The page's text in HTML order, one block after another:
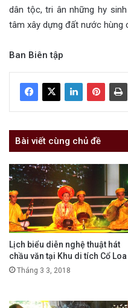
dân tộc, tri ân những hy
tâm xây dựng đất nước hùng
Ban Biên tập
Bài viết cùng chủ đề
Lịch biểu diễn nghệ thuật hát
chầu văn tại Khu di tích Cổ Loa
Tháng 3 3, 2018